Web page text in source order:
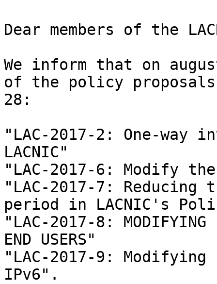
Dear members of the
We inform that on
of the policy proposals
28:
"LAC-2017-2: One-
LACNIC"
"LAC-2017-6: Modify
"LAC-2017-7:
period in LACNIC's
"LAC-2017-8:
END USERS"
"LAC-2017-9:
IPv6".